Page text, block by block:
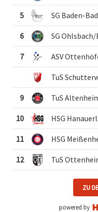
5
6
7 ASV
TuS
9 TuS
10 HSG
11
12 TuS
ZU
powered by